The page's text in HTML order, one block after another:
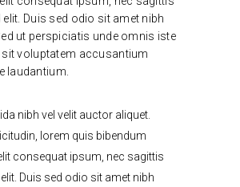
elit. Duis sed odio sit amet nibh
ut perspiciatis unde omnis iste
voluptatem accusantium
laudantium.
nibh vel velit auctor aliquet.
lorem quis bibendum
consequat ipsum, nec sagittis
Duis sed odio sit amet nibh